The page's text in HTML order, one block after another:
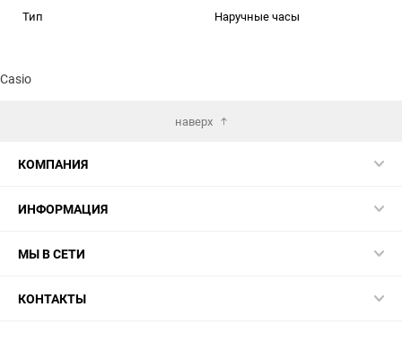
Тип Наручные часы
Casio
наверх
КОМПАНИЯ
ИНФОРМАЦИЯ
МЫ В СЕТИ
КОНТАКТЫ